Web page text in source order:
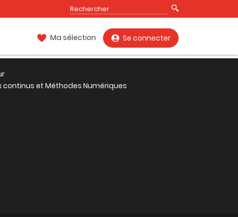
Ma sélection Se connecter
continus et Méthodes Numériques